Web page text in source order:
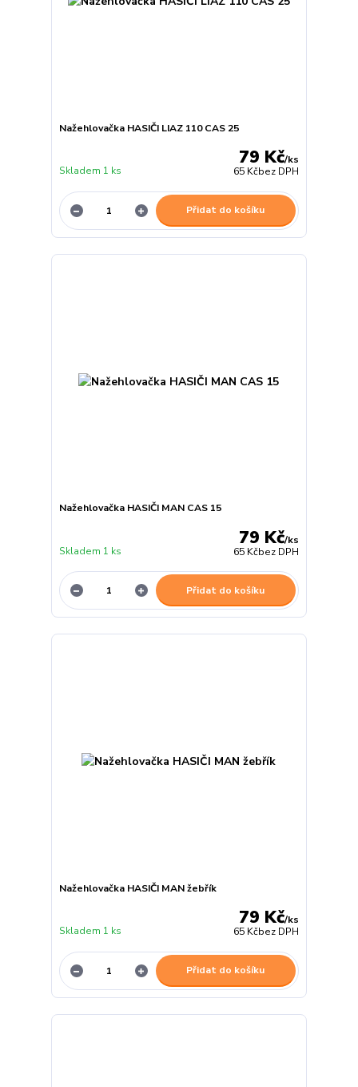
Nažehlovačka HASIČI LIAZ 110 CAS 25
79 Kč/ks
65 Kčbez DPH
Skladem 1 ks
Přidat do košíku
Nažehlovačka HASIČI MAN CAS 15
79 Kč/ks
65 Kčbez DPH
Skladem 1 ks
Přidat do košíku
Nažehlovačka HASIČI MAN žebřík
79 Kč/ks
65 Kčbez DPH
Skladem 1 ks
Přidat do košíku